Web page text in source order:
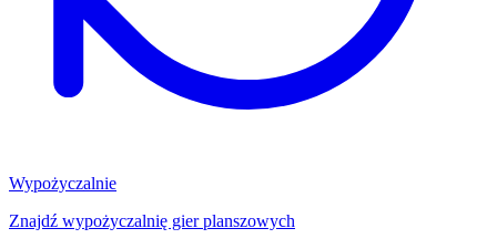
Wypożyczalnie
Znajdź wypożyczalnię gier planszowych